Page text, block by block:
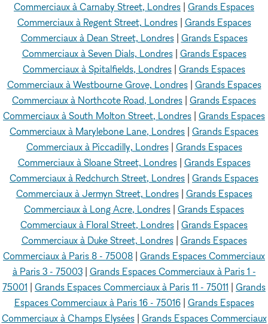
Commerciaux à Carnaby Street, Londres Grands Espaces
Commerciaux à Regent Street, Londres| Grands Espaces
Commerciaux à Dean Street, Londres| Grands Espaces
Commerciaux à Seven Dials, Londres| Grands Espaces
Commerciaux à Spitalfields, Londres Grands Espaces
Commerciaux à Westbourne Grove, Londres| Grands Espaces
Commerciaux à Northcote Road, Londres Grands Espaces
Commerciaux à South Molton Street, Londres Grands Espaces
Commerciaux à Marylebone Lane, Londres Grands Espaces
Commerciaux à Piccadilly, Londres| Grands Espaces
Commerciaux à Sloane Street, Londres| Grands Espaces
Commerciaux à Redchurch Street, Londres Grands Espaces
Commerciaux à Jermyn Street, Londres| Grands Espaces
Commerciaux à Long Acre, Londres Grands Espaces
Commerciaux à Floral Street, Londres Grands Espaces
Commerciaux à Duke Street, Londres| Grands Espaces
Commerciaux à Paris 8 - 75008 Grands Espaces Commerciaux
à Paris 3 - 75003| Grands Espaces Commerciaux à Paris 1 -
75001
Grands Espaces Commerciaux à Paris 11 - 75011
Grands
Espaces Commerciaux à Paris 16 - 75016| Grands Espaces
Commerciaux à Champs Elysées| Grands Espaces Commerciaux